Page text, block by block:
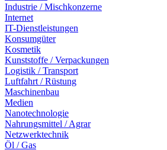
Industrie / Mischkonzerne
Internet
IT-Dienstleistungen
Konsumgüter
Kosmetik
Kunststoffe / Verpackungen
Logistik / Transport
Luftfahrt / Rüstung
Maschinenbau
Medien
Nanotechnologie
Nahrungsmittel / Agrar
Netzwerktechnik
Öl / Gas